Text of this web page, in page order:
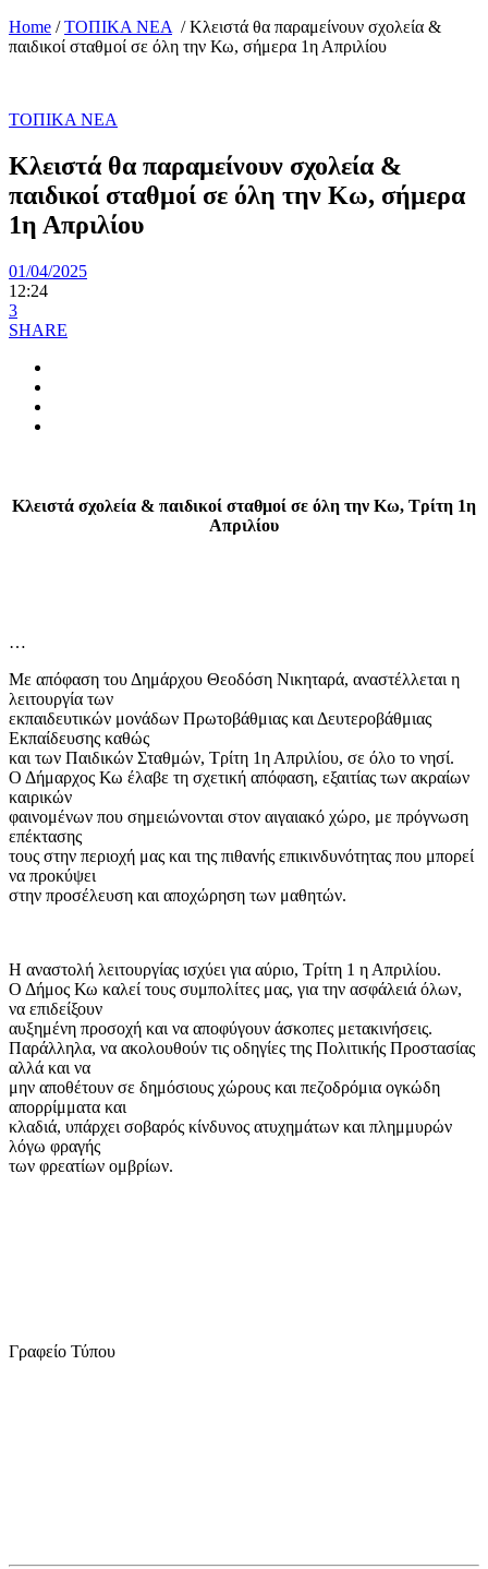
Home /ΤΟΠΙΚΑ ΝΕΑ /Κλειστά θα παραμείνουν σχολεία &
παιδικοί σταθμοί σε όλη την Κω, σήμερα 1η Απριλίου
ΤΟΠΙΚΑ ΝΕΑ
Κλειστά θα παραμείνουν σχολεία &
παιδικοί σταθμοί σε όλη την Κω, σήμερα
1η Απριλίου
01/04/2025
12:24
3
SHARE
Κλειστά σχολεία & παιδικοί σταθμοί σε όλη την Κω, Τρίτη 1η
Απριλίου
…
Με απόφαση του Δημάρχου Θεοδόση Νικηταρά, αναστέλλεται η
λειτουργία των
εκπαιδευτικών μονάδων Πρωτοβάθμιας και Δευτεροβάθμιας
Εκπαίδευσης καθώς
και των Παιδικών Σταθμών, Τρίτη 1η Απριλίου, σε όλο το νησί.
Ο Δήμαρχος Κω έλαβε τη σχετική απόφαση, εξαιτίας των ακραίων
καιρικών
φαινομένων που σημειώνονται στον αιγαιακό χώρο, με πρόγνωση
επέκτασης
τους στην περιοχή μας και της πιθανής επικινδυνότητας που μπορεί
να προκύψει
στην προσέλευση και αποχώρηση των μαθητών.
Η αναστολή λειτουργίας ισχύει για αύριο, Τρίτη 1 η Απριλίου.
Ο Δήμος Κω καλεί τους συμπολίτες μας, για την ασφάλειά όλων,
να επιδείξουν
αυξημένη προσοχή και να αποφύγουν άσκοπες μετακινήσεις.
Παράλληλα, να ακολουθούν τις οδηγίες της Πολιτικής Προστασίας
αλλά και να
μην αποθέτουν σε δημόσιους χώρους και πεζοδρόμια ογκώδη
απορρίμματα και
κλαδιά, υπάρχει σοβαρός κίνδυνος ατυχημάτων και πλημμυρών
λόγω φραγής
των φρεατίων ομβρίων.
Γραφείο Τύπου